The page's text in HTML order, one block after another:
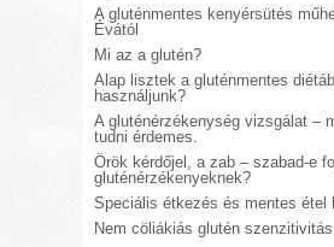
A gluténmentes kenyérsütés
Évától
Mi az a glutén?
Alap lisztek a gluténmentes
használjunk?
A gluténérzékenység vizsgálat –
tudni érdemes.
Örök kérdőjel, a zab – szabad-e
gluténérzékenyeknek?
Speciális étkezés és mentes étel
Nem cöliákiás glutén